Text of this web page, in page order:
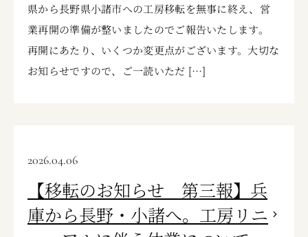
県から長野県小諸市への工房移転を無事に終え、営
業再開の準備が整いましたのでご報告いたします。
再開にあたり、いくつか変更点がございます。大切な
お知らせですので、ご一読いただ […]
2026.04.06
【移転のお知らせ 第三報】兵
庫から長野・小諸へ。工房リニ